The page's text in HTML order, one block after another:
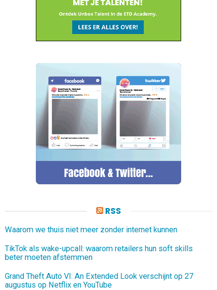
RSS
Waarom we thuis niet meer zonder internet kunnen
TikTok als wake-upcall: waarom retailers hun soft skills
beter moeten afstemmen
Grand Theft Auto VI: An Extended Look verschijnt op 27
augustus op Netflix en YouTube